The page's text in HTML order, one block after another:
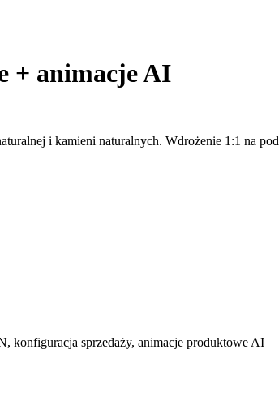
+ animacje AI
i kamieni naturalnych. Wdrożenie 1:1 na
konfiguracja sprzedaży, animacje produktowe AI